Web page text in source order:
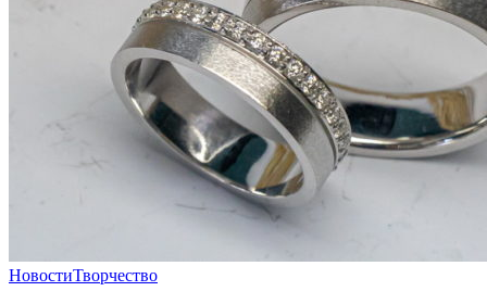
НовостиТворчество